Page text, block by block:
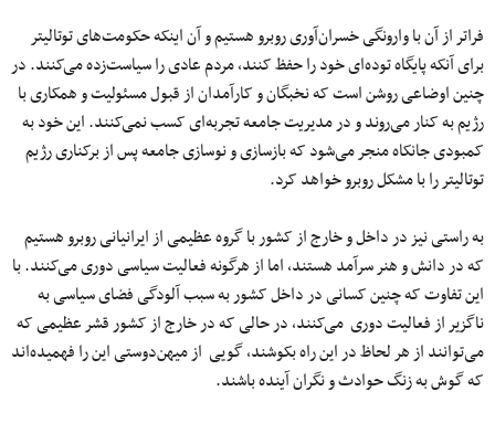
فراتر از آن با وارونگی خسران‌آوری روبرو هستیم و آن اینکه حکومت‌های توتالیتر
برای آنکه پایگاه توده‌ای خود را حفظ کنند، مردم عادی را سیاست‌زده می‌کنند. در
چنین اوضاعی روشن است که نخبگان و کارآمدان از قبول مسئولیت و همکاری با
رژیم به کنار می‌روند و در مدیریت جامعه تجربه‌ای کسب نمی‌کنند. این خود به
کمبودی جانکاه منجر می‌شود که بازسازی و نوسازی جامعه پس از برکناری رژیم
توتالیتر را با مشکل روبرو خواهد کرد.
به راستی نیز در داخل و خارج از کشور با گروه عظیمی‌ از ایرانیانی روبرو هستیم
که در دانش و هنر سرآمد هستند، اما از هرگونه فعالیت سیاسی دوری می‌کنند. با
این تفاوت که چنین کسانی در داخل کشور به سبب آلودگی فضای سیاسی به
ناگزیر از فعالیت دوری می‌کنند، در حالی که در خارج از کشور قشر عظیمی‌ که
می‌توانند از هر لحاظ در این راه بکوشند، گویی از میهن‌دوستی این را فهمیده‌اند
که گوش به زنگ حوادث و نگران آینده باشند.